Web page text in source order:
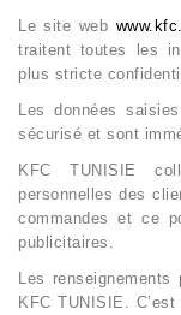
Le site web
traitent toutes les
plus stricte
Les données
sécurisé et sont
KFC TUNISIE
personnelles des
commandes et ce
publicitaires.
Les
KFC TUNISIE.